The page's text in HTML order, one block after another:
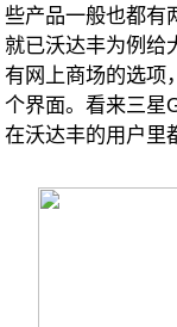
些产品一般也都有
就已沃达丰为例给
有网上商场的选项
个界面。看来三星
在沃达丰的用户里